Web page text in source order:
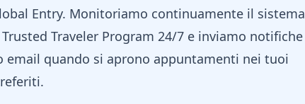
Entry. Monitoriamo continuamente il sistema
Traveler Program 24/7 e inviamo notifiche
email quando si aprono appuntamenti nei tuoi